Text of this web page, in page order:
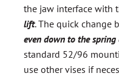
the jaw interface with
lift. The quick change
even down to the spring
standard 52/96
use other vises if